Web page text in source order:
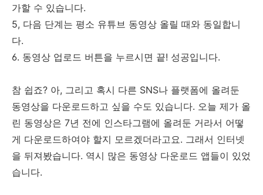
가할 수 있습니다.
5, 다음 단계는 평소 유튜브 동영상 올릴 때와 동일합니
다.
6. 동영상 업로드 버튼을 누르시면 끝! 성공입니다.
참 쉽죠? 아, 그리고 혹시 다른 SNS나 플랫폼에 올려둔
동영상을 다운로드하고 싶을 수도 있습니다. 오늘 제가 올
린 동영상은 7년 전에 인스타그램에 올려둔 거라서 어떻
게 다운로드하여야 할지 모르겠더라고요. 그래서 인터넷
을 뒤져봤습니다. 역시 많은 동영상 다운로드 앱들이 있었
습니다.